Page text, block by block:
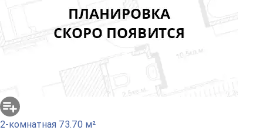
2-комнатная 73.70 м²